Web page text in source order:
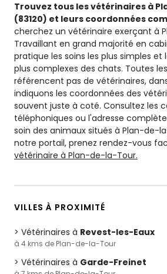
Trouvez tous les vétérinaires à
(83120) et leurs coordonnées
cherchez un vétérinaire exerçant à
Travaillant en grand majorité en
pratique les soins les plus simples et
plus complexes des chats. Toutes
référencent pas de vétérinaires,
indiquons les coordonnées des
souvent juste à coté. Consultez les
téléphoniques ou l'adresse
soin des animaux situés à Plan-de-
notre portail, prenez rendez-vous
vétérinaire à Plan-de-la-Tour.
VILLES À PROXIMITÉ
Vétérinaires à Revest-les-Eaux
à 4 kms de Plan-de-la-Tour
Vétérinaires à Garde-Freinet